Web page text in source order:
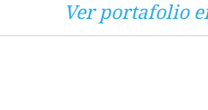
Ver portafolio